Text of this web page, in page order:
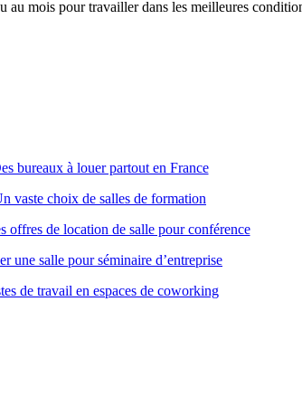
au mois pour travailler dans les meilleures
bureaux à louer partout en France
vaste choix de salles de formation
offres de location de salle pour conférence
une salle pour séminaire d’entreprise
de travail en espaces de coworking